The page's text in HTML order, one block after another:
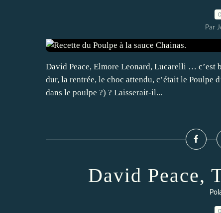
Par
David Peace, Elmore Leonard, Lucarelli … c’est
dur, la rentrée, le choc attendu, c’était le
dans le poulpe ?) ? Laisserait-il...
David Peace,